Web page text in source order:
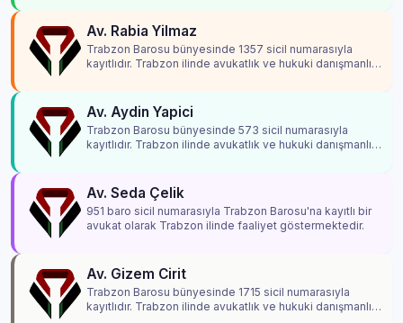
Av. Rabia Yilmaz
Trabzon Barosu bünyesinde 1357 sicil numarasıyla
kayıtlıdır. Trabzon ilinde avukatlık ve hukuki danışmanlık
Av. Aydin Yapici
Trabzon Barosu bünyesinde 573 sicil numarasıyla
kayıtlıdır. Trabzon ilinde avukatlık ve hukuki danışmanlık
Av. Seda Çelik
951 baro sicil numarasıyla Trabzon Barosu'na kayıtlı bir
avukat olarak Trabzon ilinde faaliyet göstermektedir.
Av. Gizem Cirit
Trabzon Barosu bünyesinde 1715 sicil numarasıyla
kayıtlıdır. Trabzon ilinde avukatlık ve hukuki danışmanlık